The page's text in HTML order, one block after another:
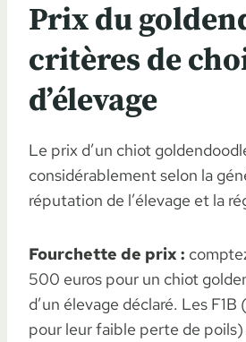
Prix du
critères de
d’élevage
Le prix d’un chiot
considérablement selon la
réputation de l’élevage et la
Fourchette de prix :
500 euros pour un chiot
d’un élevage déclaré. Les
pour leur faible perte de